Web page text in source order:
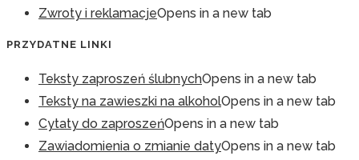
Zwroty i reklamacjeOpens in a new tab
PRZYDATNE LINKI
Teksty zaproszeń ślubnychOpens in a new tab
Teksty na zawieszki na alkoholOpens in a new tab
Cytaty do zaproszeńOpens in a new tab
Zawiadomienia o zmianie datyOpens in a new tab